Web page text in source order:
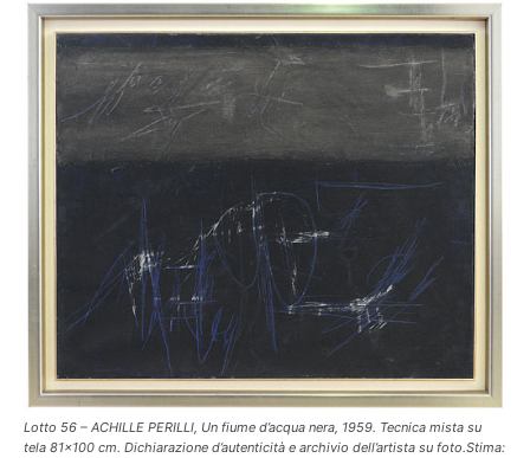
Lotto 56 – ACHILLE PERILLI, Un fiume d’acqua nera, 1959. Tecnica mista su
tela 81×100 cm. Dichiarazione d’autenticità e archivio dell’artista su foto.Stima: